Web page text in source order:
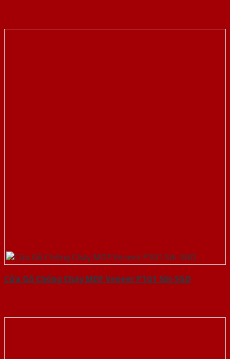
Cửa Gỗ Chống Cháy MDF Veneer P1G1 Sồi-SGD